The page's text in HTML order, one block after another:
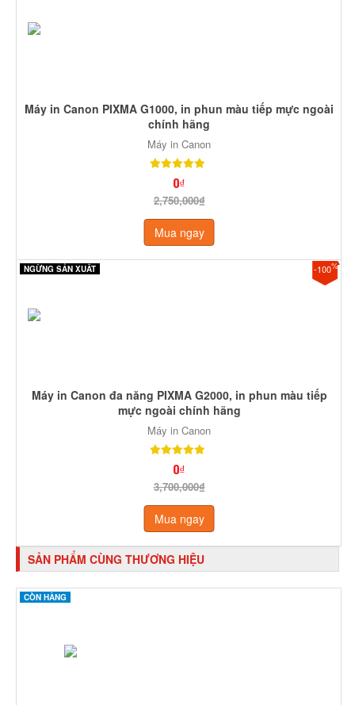
Máy in Canon PIXMA G1000, in phun màu tiếp mực ngoài
chính hãng
Máy in Canon
0₫
2,750,000₫
Mua ngay
-100%
NGỪNG SẢN XUẤT
Máy in Canon đa năng PIXMA G2000, in phun màu tiếp
mực ngoài chính hãng
Máy in Canon
0₫
3,700,000₫
Mua ngay
SẢN PHẨM CÙNG THƯƠNG HIỆU
CÒN HÀNG